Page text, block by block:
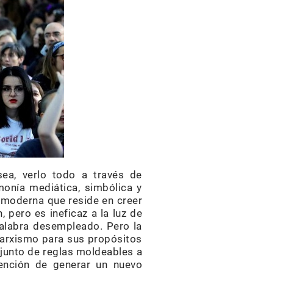
verlo todo a través de
mediática, simbólica y
que reside en creer
pero es ineficaz a la luz de
desempleado. Pero la
para sus propósitos
de reglas moldeables a
de generar un nuevo